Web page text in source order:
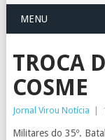
MENU
TROCA
COSME
Jornal Virou Notícia
Militares do 35º.